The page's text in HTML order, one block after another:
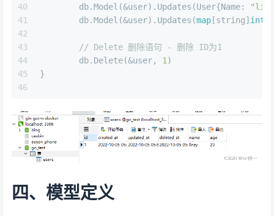
40
41
42
43
44
45
46
	db.Model(&user).Updates(User{Name:
	db.Model(&user).Updates(
map [string]
// Delete 删除语句 - 删除 ID为1
	db.Delete(&user,
1)
}
四、模型定义